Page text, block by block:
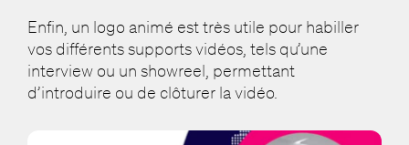
Enfin, un logo animé est très utile pour habiller
vos différents supports vidéos, tels qu’une
interview ou un showreel, permettant
d’introduire ou de clôturer la vidéo.